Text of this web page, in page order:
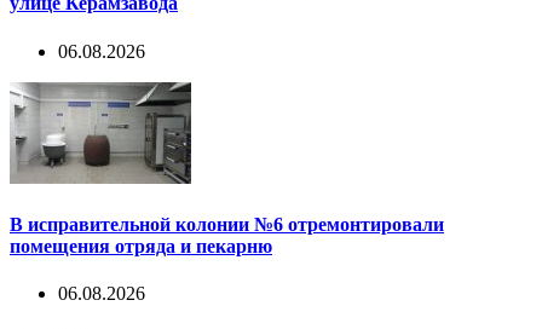
06.08.2026
В исправительной колонии №6 отремонтировали
помещения отряда и пекарню
06.08.2026